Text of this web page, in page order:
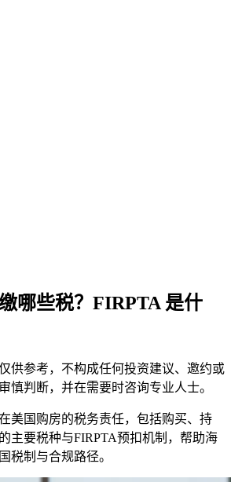
哪些税？FIRPTA 是什
供参考，不构成任何投资建议、邀约或
慎判断，并在需要时咨询专业人士。
美国购房的税务责任，包括购买、持
主要税种与FIRPTA预扣机制，帮助海
税制与合规路径。